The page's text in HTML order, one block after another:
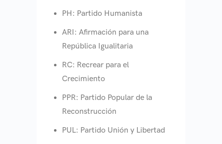
PH: Partido Humanista
ARI: Afirmación para una
República Igualitaria
RC: Recrear para el
Crecimiento
PPR: Partido Popular de la
Reconstrucción
PUL: Partido Unión y Libertad